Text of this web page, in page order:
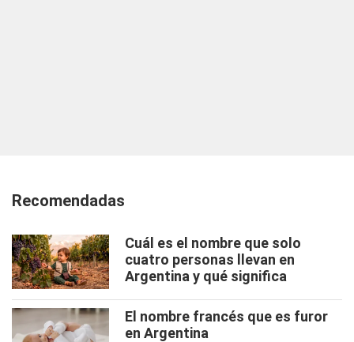
Recomendadas
Cuál es el nombre que solo
cuatro personas llevan en
Argentina y qué significa
El nombre francés que es furor
en Argentina